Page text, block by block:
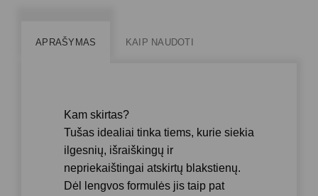
APRAŠYMAS KAIP NAUDOTI
Kam skirtas?
Tušas idealiai tinka tiems, kurie siekia
ilgesnių, išraiškingų ir
nepriekaištingai atskirtų blakstienų.
Dėl lengvos formulės jis taip pat